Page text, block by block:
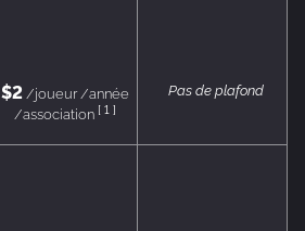
$2 /joueur /année
/association [ 1 ]
Pas de plafond